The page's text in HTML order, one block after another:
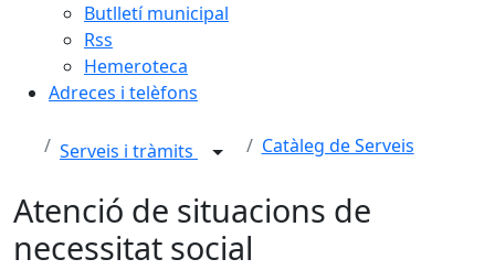
Butlletí municipal
Rss
Hemeroteca
Adreces i telèfons
Serveis i tràmits Catàleg de Serveis
Atenció de situacions de
necessitat social